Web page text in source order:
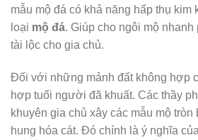
mẫu mộ đá có khả năng hấp thụ kim
loại mộ đá. Giúp cho ngôi mộ
tài lộc cho gia chủ.
Đối với những mảnh đất không hợp
hợp tuổi người đã khuất. Các thầy
khuyên gia chủ xây các mẫu mộ tròn
hung hóa cát. Đó chính là ý nghĩa